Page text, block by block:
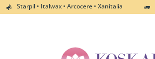
Starpil • Italwax • Arcocere • Xanitalia